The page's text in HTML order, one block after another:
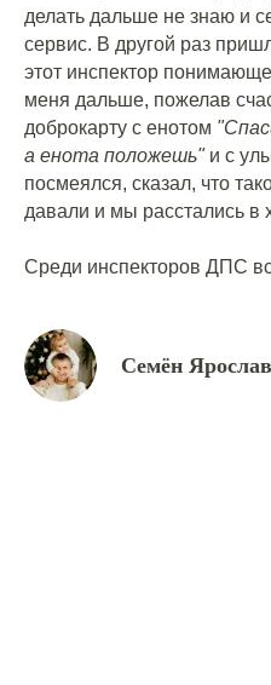
делать дальше не знаю и
сервис. В другой раз
этот инспектор
меня дальше, пожелав
доброкарту с енотом
а енота положешь"и с
посмеялся, сказал, что
давали и мы расстались в
Среди инспекторов ДПС
Семён